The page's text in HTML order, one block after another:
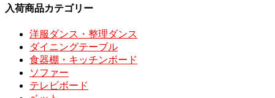
入荷商品カテゴリー
洋服ダンス・整理ダンス
ダイニングテーブル
食器棚・キッチンボード
ソファー
テレビボード